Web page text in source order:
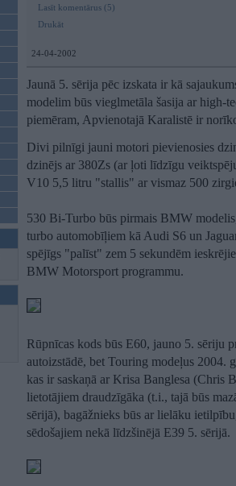
Lasīt komentārus (5)
Drukāt
24-04-2002
Jaunā 5. sērija pēc izskata ir kā
modelim būs vieglmetāla šasija ar high-
piemēram, Apvienotajā Karalistē ir
Divi pilnīgi jauni motori pievienosies
dzinējs ar 380Zs (ar ļoti līdzīgu
V10 5,5 litru "stallis" ar vismaz 500
530 Bi-Turbo būs pirmais BMW
turbo automobīļiem kā Audi S6 un
spējīgs "palīst" zem 5 sekundēm
BMW Motorsport programmu.
Rūpnīcas kods būs E60, jauno 5. sēriju
autoizstādē, bet Touring modeļus 2004.
kas ir saskaņā ar Krisa Banglesa (Chris
lietotājiem draudzīgāka (t.i., tajā būs
sērijā), bagāžnieks būs ar lielāku
sēdošajiem nekā līdzšinējā E39 5. sērijā.